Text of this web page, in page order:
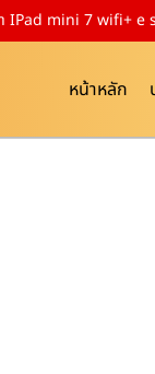
IPad mini 7 wifi+ e
หน้าหลัก